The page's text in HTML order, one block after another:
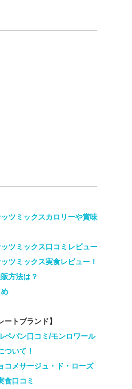
ツミックスカロリーや賞味
ツミックス口コミレビュー
ツミックス実食レビュー！
方法は？
ートブランド】
ペパン口コミ/モンロワール
ついて！
コメサージュ・ド・ローズ
食口コミ